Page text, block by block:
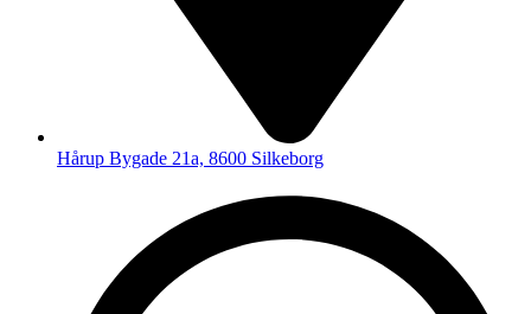
Hårup Bygade 21a, 8600 Silkeborg